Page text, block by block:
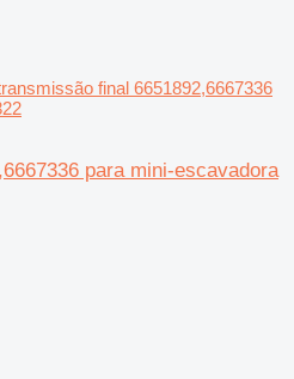
final 6651892,6667336
para mini-escavadora